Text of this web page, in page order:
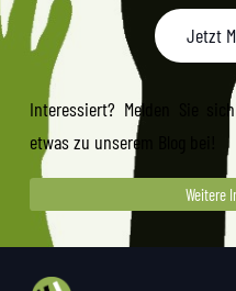
Jetzt
Interessiert? Melden Sie
etwas zu unserem Blog bei!
Weitere